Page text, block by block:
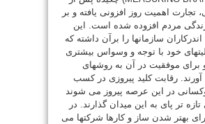
تجارت اهمیت روز افزونی یافته و بر
مردم افزوده شده است. این
سازمانها را برآن داشته که
خود با توجه و وسواس بیشتری
و برای موفقیت در آن به روشهای
رقابت کلید پیروزی در کسب
در این عرصه پیروز می شوند
تر پای به این میدان گذارند. در
بهتر شدن ساز و کارها شرکتها می